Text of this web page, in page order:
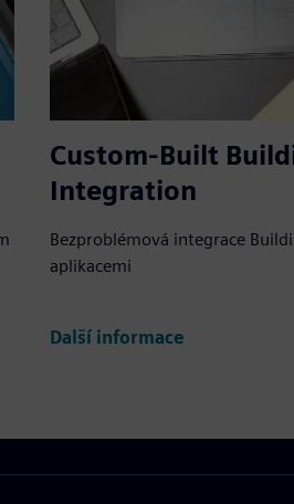
Custom-Built
Integration
Bezproblémová integrace
aplikacemi
Další informace